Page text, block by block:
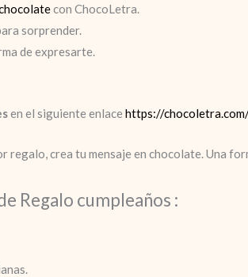
con ChocoLetra.
sorprender.
de expresarte.
en el siguiente enlace https://
regalo, crea tu mensaje en chocolate. Una
Regalo cumpleaños :